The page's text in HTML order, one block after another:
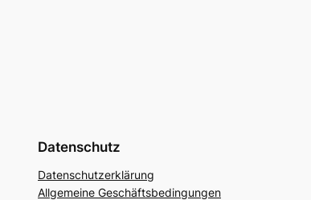
Datenschutz
Datenschutzerklärung
Allgemeine Geschäftsbedingungen